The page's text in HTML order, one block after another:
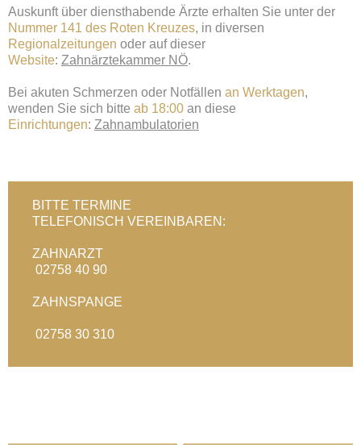
Auskunft über diensthabende Ärzte erhalten Sie unter der
Nummer 141 des Roten Kreuzes, in diversen
Regionalzeitungen oder auf dieser
Website: Zahnärztekammer NÖ.
Bei akuten Schmerzen oder Notfällen an Werktagen,
wenden Sie sich bitte ab 18:00 an diese
Einrichtungen: Zahnambulatorien
BITTE TERMINE
TELEFONISCH VEREINBAREN:
ZAHNARZT
02758 40 90
ZAHNSPANGE
02758 30 310